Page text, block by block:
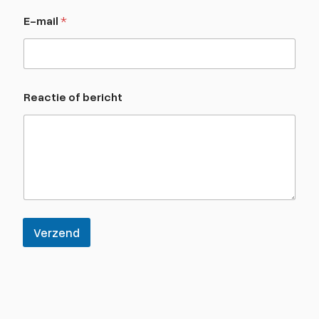
h
t
E-mail *
Reactie of bericht
Verzend